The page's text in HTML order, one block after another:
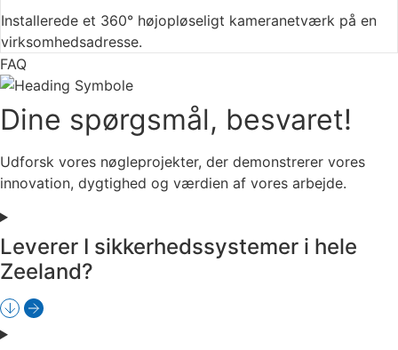
Installerede et 360° højopløseligt kameranetværk på en
virksomhedsadresse.
FAQ
Dine spørgsmål, besvaret!
Udforsk vores nøgleprojekter, der demonstrerer vores
innovation, dygtighed og værdien af ​​vores arbejde.
Leverer I sikkerhedssystemer i hele
Zeeland?